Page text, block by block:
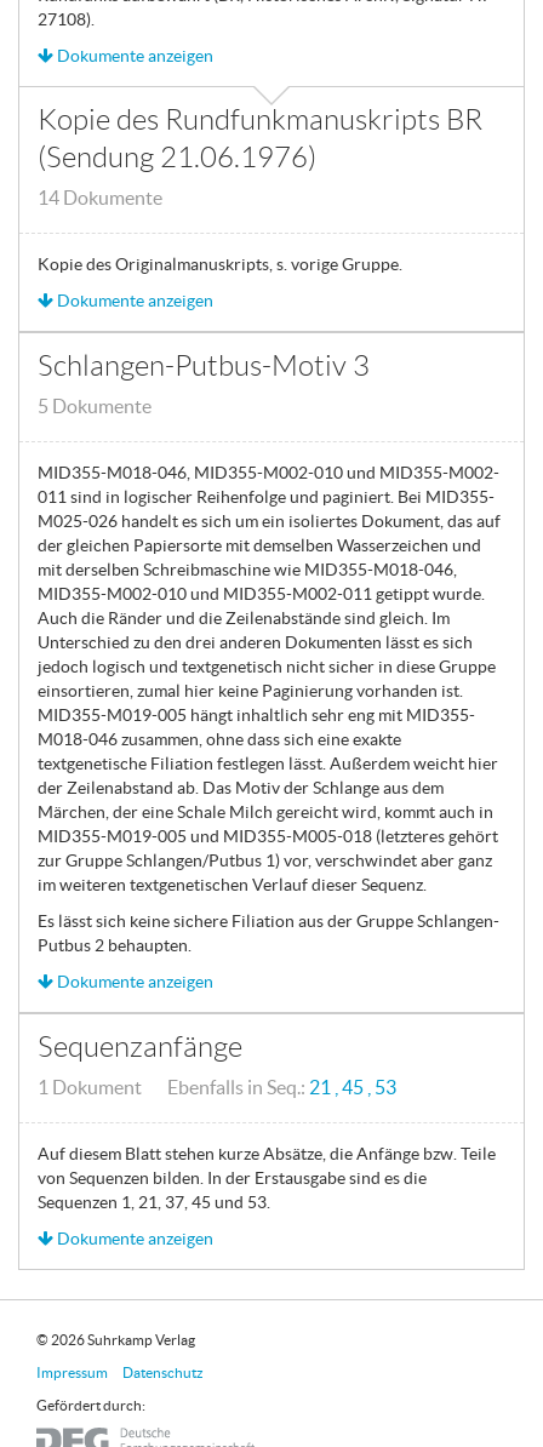
27108).
Dokumente anzeigen
Kopie des Rundfunkmanuskripts BR
(Sendung 21.06.1976)
14 Dokumente
Kopie des Originalmanuskripts, s. vorige Gruppe.
Dokumente anzeigen
Schlangen-Putbus-Motiv 3
5 Dokumente
MID355-M018-046, MID355-M002-010 und MID355-M002-
011 sind in logischer Reihenfolge und paginiert. Bei MID355-
M025-026 handelt es sich um ein isoliertes Dokument, das auf
der gleichen Papiersorte mit demselben Wasserzeichen und
mit derselben Schreibmaschine wie MID355-M018-046,
MID355-M002-010 und MID355-M002-011 getippt wurde.
Auch die Ränder und die Zeilenabstände sind gleich. Im
Unterschied zu den drei anderen Dokumenten lässt es sich
jedoch logisch und textgenetisch nicht sicher in diese Gruppe
einsortieren, zumal hier keine Paginierung vorhanden ist.
MID355-M019-005 hängt inhaltlich sehr eng mit MID355-
M018-046 zusammen, ohne dass sich eine exakte
textgenetische Filiation festlegen lässt. Außerdem weicht hier
der Zeilenabstand ab. Das Motiv der Schlange aus dem
Märchen, der eine Schale Milch gereicht wird, kommt auch in
MID355-M019-005 und MID355-M005-018 (letzteres gehört
zur Gruppe Schlangen/Putbus 1) vor, verschwindet aber ganz
im weiteren textgenetischen Verlauf dieser Sequenz.
Es lässt sich keine sichere Filiation aus der Gruppe Schlangen-
Putbus 2 behaupten.
Dokumente anzeigen
Sequenzanfänge
1 Dokument Ebenfalls in Seq.: 21 45 53
Auf diesem Blatt stehen kurze Absätze, die Anfänge bzw. Teile
von Sequenzen bilden. In der Erstausgabe sind es die
Sequenzen 1, 21, 37, 45 und 53.
Dokumente anzeigen
© 2026 Suhrkamp Verlag
Impressum Datenschutz
Gefördert durch: